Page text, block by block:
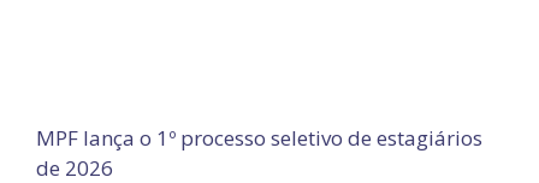
MPF lança o 1º processo seletivo de estagiários
de 2026